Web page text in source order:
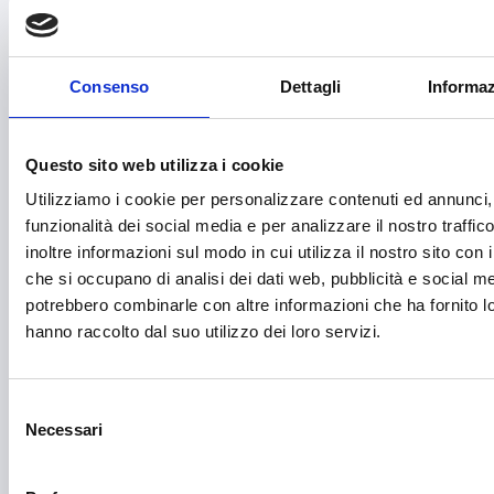
Consenso Dettagli
Questo sito web utilizza i cookie
Utilizziamo i cookie per personalizzare contenuti ed
funzionalità dei social media e per analizzare il nostro
inoltre informazioni sul modo in cui utilizza il nostro sito con
che si occupano di analisi dei dati web, pubblicità e social
potrebbero combinarle con altre informazioni che ha fornito
hanno raccolto dal suo utilizzo dei loro servizi.
delNecessari
Fashion
Fiere ed eventi
Fotovoltaico
Gastronomia
Giustizia e sicurezza
Green economy
Impianti sportivi
Imprenditoria femminile
Inclusione Sociale e Solidarietà